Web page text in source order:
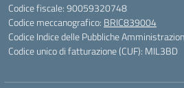
Codice fiscale: 90059320748
Codice meccanografico: BRIC839004
Codice Indice delle Pubbliche
Codice unico di fatturazione (CUF): MIL3BD